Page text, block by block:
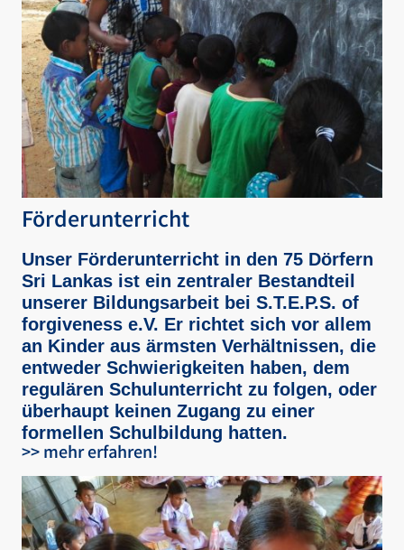
Förderunterricht
Unser Förderunterricht in den 75 Dörfern
Sri Lankas ist ein zentraler Bestandteil
unserer Bildungsarbeit bei S.T.E.P.S. of
forgiveness e.V. Er richtet sich vor allem
an Kinder aus ärmsten Verhältnissen, die
entweder Schwierigkeiten haben, dem
regulären Schulunterricht zu folgen, oder
überhaupt keinen Zugang zu einer
formellen Schulbildung hatten.
>> mehr erfahren!